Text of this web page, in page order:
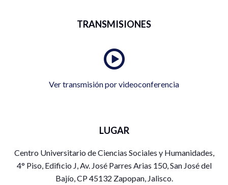
TRANSMISIONES
Ver transmisión por videoconferencia
LUGAR
Centro Universitario de Ciencias Sociales y Humanidades,
4° Piso, Edificio J, Av. José Parres Arias 150, San José del
Bajío, CP 45132 Zapopan, Jalisco.